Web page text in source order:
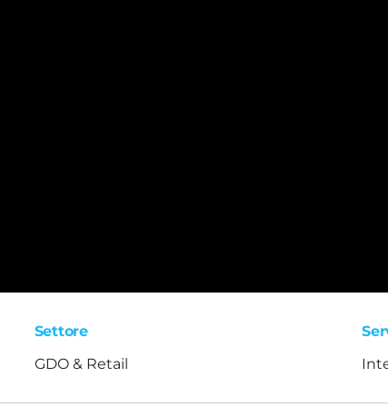
Settore
GDO & Retail